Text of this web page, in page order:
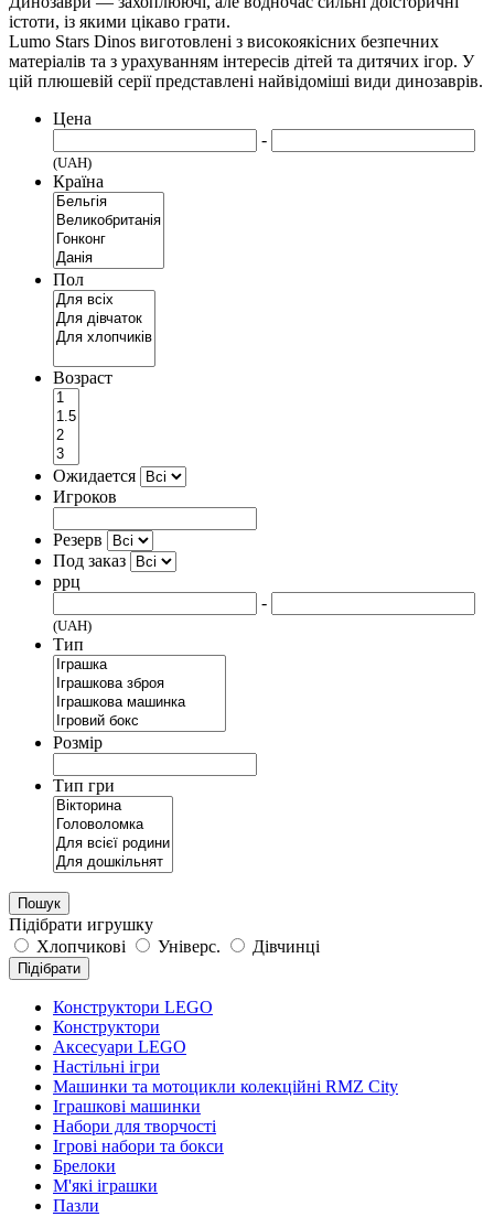
істоти, із якими цікаво грати.
Lumo Stars Dinos виготовлені з високоякісних безпечних
матеріалів та з урахуванням інтересів дітей та дитячих ігор. У
цій плюшевій серії представлені найвідоміші види динозаврів.
Цена
-
(UAH)
Країна
Пол
Возраст
Ожидается
Игроков
Резерв
Под заказ
ррц
-
(UAH)
Тип
Розмір
Тип гри
Пошук
Підібрати игрушку
Хлопчикові
Універс. Дівчинці
Підібрати
Конструктори LEGO
Конструктори
Аксесуари LEGO
Настільні ігри
Машинки та мотоцикли колекційні RMZ City
Іграшкові машинки
Набори для творчості
Ігрові набори та бокси
Брелоки
М'які іграшки
Пазли